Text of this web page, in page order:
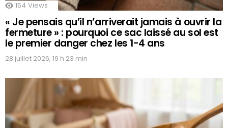
154 Views
« Je pensais qu’il n’arriverait jamais à ouvrir la
fermeture » : pourquoi ce sac laissé au sol est
le premier danger chez les 1-4 ans
28 juillet 2026, 19 h 23 min